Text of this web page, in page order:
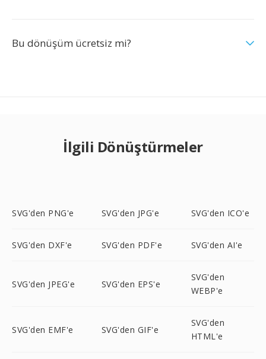
Bu dönüşüm ücretsiz mi?
İlgili Dönüştürmeler
SVG'den PNG'e SVG'den JPG'e SVG'den ICO'e
SVG'den DXF'e SVG'den PDF'e SVG'den AI'e
SVG'den JPEG'e SVG'den EPS'e
SVG'den
WEBP'e
SVG'den EMF'e SVG'den GIF'e
SVG'den
HTML'e